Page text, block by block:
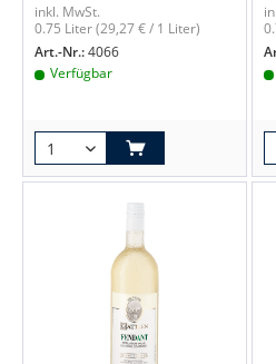
inkl. MwSt.
0.75 Liter(29,27 € / 1 Liter)
Art.-Nr.:4066
Verfügbar